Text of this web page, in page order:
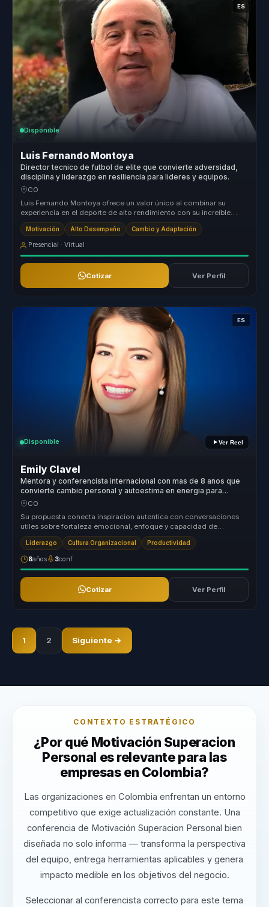
ES
Disponible
Luis Fernando Montoya
Director tecnico de futbol de elite que convierte adversidad,
disciplina y liderazgo en resiliencia para lideres y equipos.
CO
Luis Fernando Montoya ofrece un valor único al combinar su
experiencia en el deporte de alto rendimiento con su increíble
historia de res...
Motivación Alto Desempeño Cambio y Adaptación
Presencial · Virtual
Cotizar Ver Perfil
ES
Disponible Ver Reel
Emily Clavel
Mentora y conferencista internacional con mas de 8 anos que
convierte cambio personal y autoestima en energia para
equipos.
CO
Su propuesta conecta inspiracion autentica con conversaciones
utiles sobre fortaleza emocional, enfoque y capacidad de
levantarse. Lleva ...
Liderazgo Cultura Organizacional Productividad
8años 3conf.
Cotizar Ver Perfil
1 2 Siguiente →
CONTEXTO ESTRATÉGICO
¿Por qué Motivación Superacion
Personal es relevante para las
empresas en Colombia?
Las organizaciones en Colombia enfrentan un entorno
competitivo que exige actualización constante. Una
conferencia de Motivación Superacion Personal bien
diseñada no solo informa — transforma la perspectiva
del equipo, entrega herramientas aplicables y genera
impacto medible en los objetivos del negocio.
Seleccionar al conferencista correcto para este tema